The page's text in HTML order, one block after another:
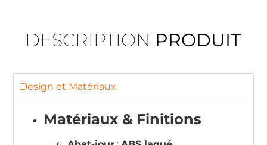
DESCRIPTION PRODUIT
Design et Matériaux
Matériaux & Finitions